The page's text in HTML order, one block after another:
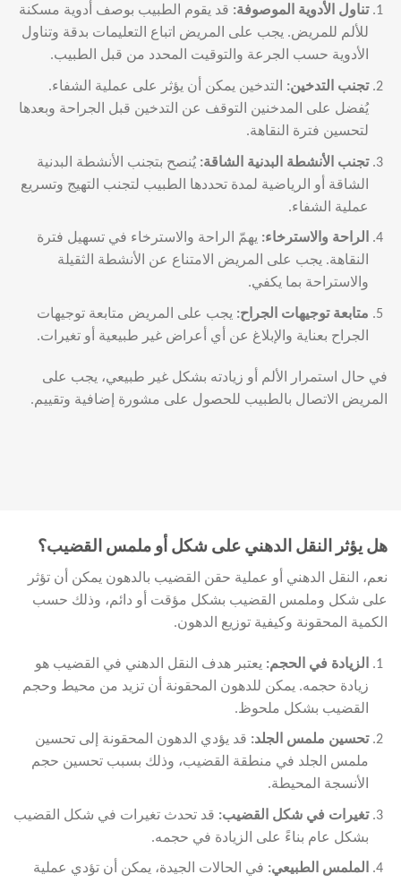
تناول الأدوية الموصوفة: قد يقوم الطبيب بوصف أدوية مسكنة
للألم للمريض. يجب على المريض اتباع التعليمات بدقة وتناول
الأدوية حسب الجرعة والتوقيت المحدد من قبل الطبيب.
تجنب التدخين: التدخين يمكن أن يؤثر على عملية الشفاء.
يُفضل على المدخنين التوقف عن التدخين قبل الجراحة وبعدها
لتحسين فترة النقاهة.
تجنب الأنشطة البدنية الشاقة: يُنصح بتجنب الأنشطة البدنية
الشاقة أو الرياضية لمدة تحددها الطبيب لتجنب التهيج وتسريع
عملية الشفاء.
الراحة والاسترخاء: يهمّ الراحة والاسترخاء في تسهيل فترة
النقاهة. يجب على المريض الامتناع عن الأنشطة الثقيلة
والاستراحة بما يكفي.
متابعة توجيهات الجراح: يجب على المريض متابعة توجيهات
الجراح بعناية والإبلاغ عن أي أعراض غير طبيعية أو تغيرات.
في حال استمرار الألم أو زيادته بشكل غير طبيعي، يجب على
المريض الاتصال بالطبيب للحصول على مشورة إضافية وتقييم.
هل يؤثر النقل الدهني على شكل أو ملمس القضيب؟
نعم، النقل الدهني أو عملية حقن القضيب بالدهون يمكن أن تؤثر
على شكل وملمس القضيب بشكل مؤقت أو دائم، وذلك حسب
الكمية المحقونة وكيفية توزيع الدهون.
الزيادة في الحجم: يعتبر هدف النقل الدهني في القضيب هو
زيادة حجمه. يمكن للدهون المحقونة أن تزيد من محيط وحجم
القضيب بشكل ملحوظ.
تحسين ملمس الجلد: قد يؤدي الدهون المحقونة إلى تحسين
ملمس الجلد في منطقة القضيب، وذلك بسبب تحسين حجم
الأنسجة المحيطة.
تغيرات في شكل القضيب: قد تحدث تغيرات في شكل القضيب
بشكل عام بناءً على الزيادة في حجمه.
الملمس الطبيعي: في الحالات الجيدة، يمكن أن تؤدي عملية